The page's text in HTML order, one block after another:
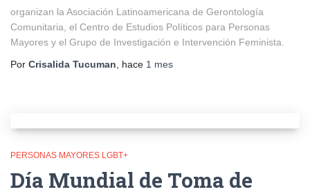
organizan la Asociación Latinoamericana de Gerontología
Comunitaria, el Centro de Estudios Políticos para Personas
Mayores y el Grupo de Investigación e Intervención Feminista.
Por Crisalida Tucuman , hace 1 mes
PERSONAS MAYORES LGBT+
Día Mundial de Toma de